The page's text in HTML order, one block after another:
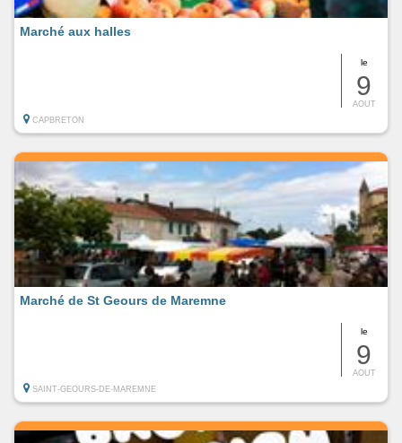
le
9
AOUT
Marché aux halles
CAPBRETON
le
9
AOUT
Marché de St Geours de Maremne
SAINT-GEOURS-DE-MAREMNE